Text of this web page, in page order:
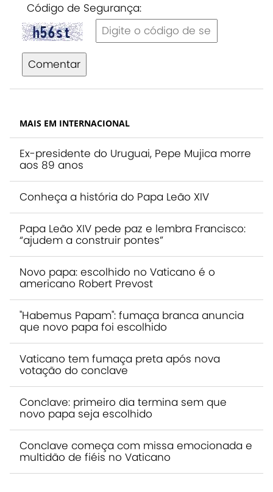
Código de Segurança:
Comentar
MAIS EM INTERNACIONAL
Ex-presidente do Uruguai, Pepe Mujica morre
aos 89 anos
Conheça a história do Papa Leão XIV
Papa Leão XIV pede paz e lembra Francisco:
“ajudem a construir pontes”
Novo papa: escolhido no Vaticano é o
americano Robert Prevost
"Habemus Papam": fumaça branca anuncia
que novo papa foi escolhido
Vaticano tem fumaça preta após nova
votação do conclave
Conclave: primeiro dia termina sem que
novo papa seja escolhido
Conclave começa com missa emocionada e
multidão de fiéis no Vaticano